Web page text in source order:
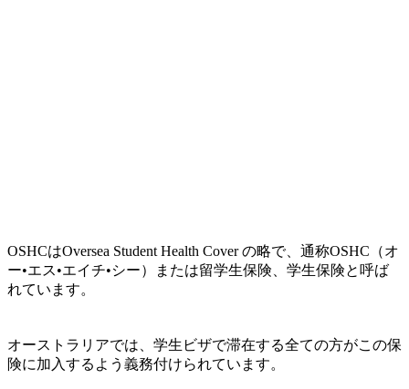
OSHCはOversea Student Health Coverの略で、通称OSHC（オ
ー•エス•エイチ•シー）
または留学生保険 学生保険と呼ば
れています。
オーストラリアでは、学生ビザで滞在する全ての方がこの保
険に加入するよう義務付けられています。